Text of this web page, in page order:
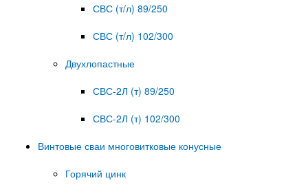
СВС (т/л) 89/250
СВС (т/л) 102/300
Двухлопастные
СВС-2Л (т) 89/250
СВС-2Л (т) 102/300
Винтовые сваи многовитковые конусные
Горячий цинк